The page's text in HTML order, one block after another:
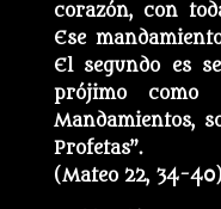
corazón, con
Ese
El segundo es
prójimo
Mandamientos,
Profetas”.
(Mateo 22, 34-40)